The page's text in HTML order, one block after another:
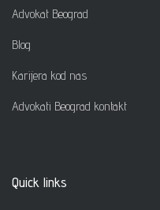
Advokat Beograd
Blog
Karijera kod nas
Advokati Beograd kontakt
Quick links